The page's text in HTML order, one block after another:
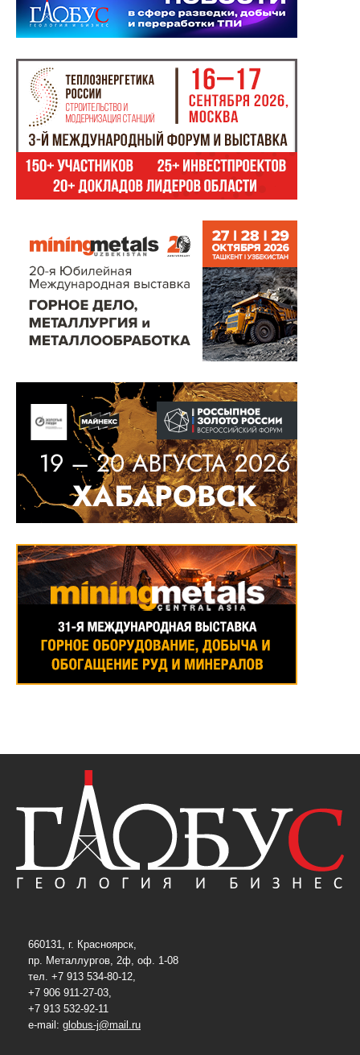
660131, г. Красноярск,
пр. Металлургов, 2ф, оф. 1-08
тел. +7 913 534-80-12,
+7 906 911-27-03,
+7 913 532-92-11
e-mail: globus-j@mail.ru